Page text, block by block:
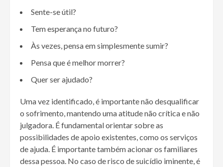
Sente-se útil?
Tem esperança no futuro?
Às vezes, pensa em simplesmente sumir?
Pensa que é melhor morrer?
Quer ser ajudado?
Uma vez identificado, é importante não desqualificar
o sofrimento, mantendo uma atitude não crítica e não
julgadora. É fundamental orientar sobre as
possibilidades de apoio existentes, como os serviços
de ajuda. É importante também acionar os familiares
dessa pessoa. No caso de risco de suicídio iminente, é